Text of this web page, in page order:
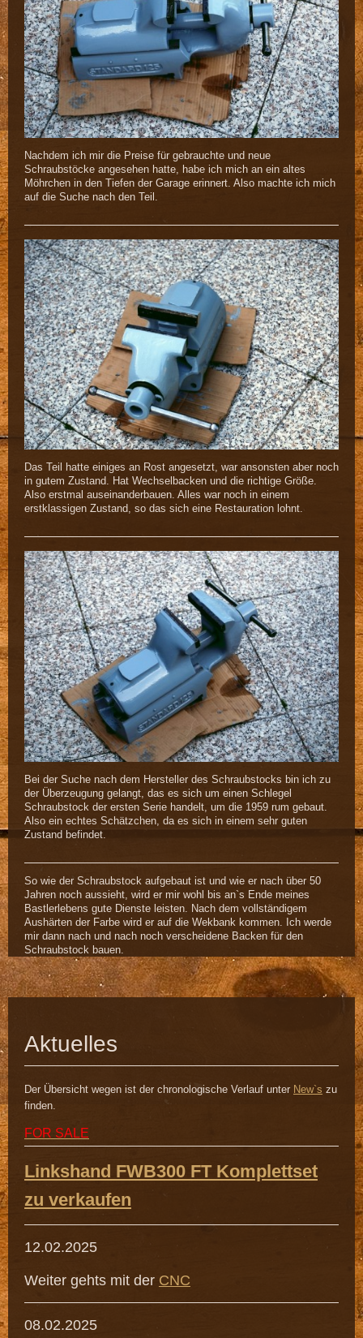
Nachdem ich mir die Preise für gebrauchte und neue
Schraubstöcke angesehen hatte, habe ich mich an ein altes
Möhrchen in den Tiefen der Garage erinnert. Also machte ich mich
auf die Suche nach den Teil.
Das Teil hatte einiges an Rost angesetzt, war ansonsten aber noch
in gutem Zustand. Hat Wechselbacken und die richtige Größe.
Also erstmal auseinanderbauen. Alles war noch in einem
erstklassigen Zustand, so das sich eine Restauration lohnt.
Bei der Suche nach dem Hersteller des Schraubstocks bin ich zu
der Überzeugung gelangt, das es sich um einen Schlegel
Schraubstock der ersten Serie handelt, um die 1959 rum gebaut.
Also ein echtes Schätzchen, da es sich in einem sehr guten
Zustand befindet.
So wie der Schraubstock aufgebaut ist und wie er nach über 50
Jahren noch aussieht, wird er mir wohl bis an`s Ende meines
Bastlerlebens gute Dienste leisten. Nach dem vollständigem
Aushärten der Farbe wird er auf die Wekbank kommen. Ich werde
mir dann nach und nach noch verscheidene Backen für den
Schraubstock bauen.
Aktuelles
Der Übersicht wegen ist der chronologische Verlauf unter New`s zu
finden.
FOR SALE
Linkshand FWB300 FT Komplettset
zu verkaufen
12.02.2025
Weiter gehts mit der CNC
08.02.2025